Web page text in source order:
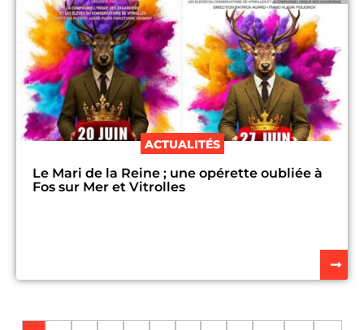
ACTUALITÉS
Le Mari de la Reine ; une opérette oubliée à
Fos sur Mer et Vitrolles